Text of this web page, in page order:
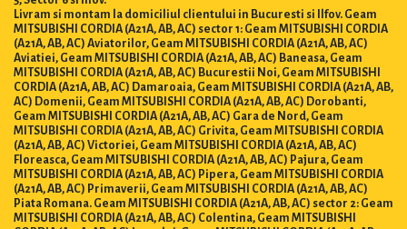
Livram si montam la domiciliul clientului in Bucuresti si Ilfov. Geam
MITSUBISHI CORDIA (A21A, AB, AC) sector 1: Geam MITSUBISHI CORDIA
(A21A, AB, AC) Aviatorilor, Geam MITSUBISHI CORDIA (A21A, AB, AC)
Aviatiei, Geam MITSUBISHI CORDIA (A21A, AB, AC) Baneasa, Geam
MITSUBISHI CORDIA (A21A, AB, AC) Bucurestii Noi, Geam MITSUBISHI
CORDIA (A21A, AB, AC) Damaroaia, Geam MITSUBISHI CORDIA (A21A, AB,
AC) Domenii, Geam MITSUBISHI CORDIA (A21A, AB, AC) Dorobanti,
Geam MITSUBISHI CORDIA (A21A, AB, AC) Gara de Nord, Geam
MITSUBISHI CORDIA (A21A, AB, AC) Grivita, Geam MITSUBISHI CORDIA
(A21A, AB, AC) Victoriei, Geam MITSUBISHI CORDIA (A21A, AB, AC)
Floreasca, Geam MITSUBISHI CORDIA (A21A, AB, AC) Pajura, Geam
MITSUBISHI CORDIA (A21A, AB, AC) Pipera, Geam MITSUBISHI CORDIA
(A21A, AB, AC) Primaverii, Geam MITSUBISHI CORDIA (A21A, AB, AC)
Piata Romana. Geam MITSUBISHI CORDIA (A21A, AB, AC) sector 2: Geam
MITSUBISHI CORDIA (A21A, AB, AC) Colentina, Geam MITSUBISHI